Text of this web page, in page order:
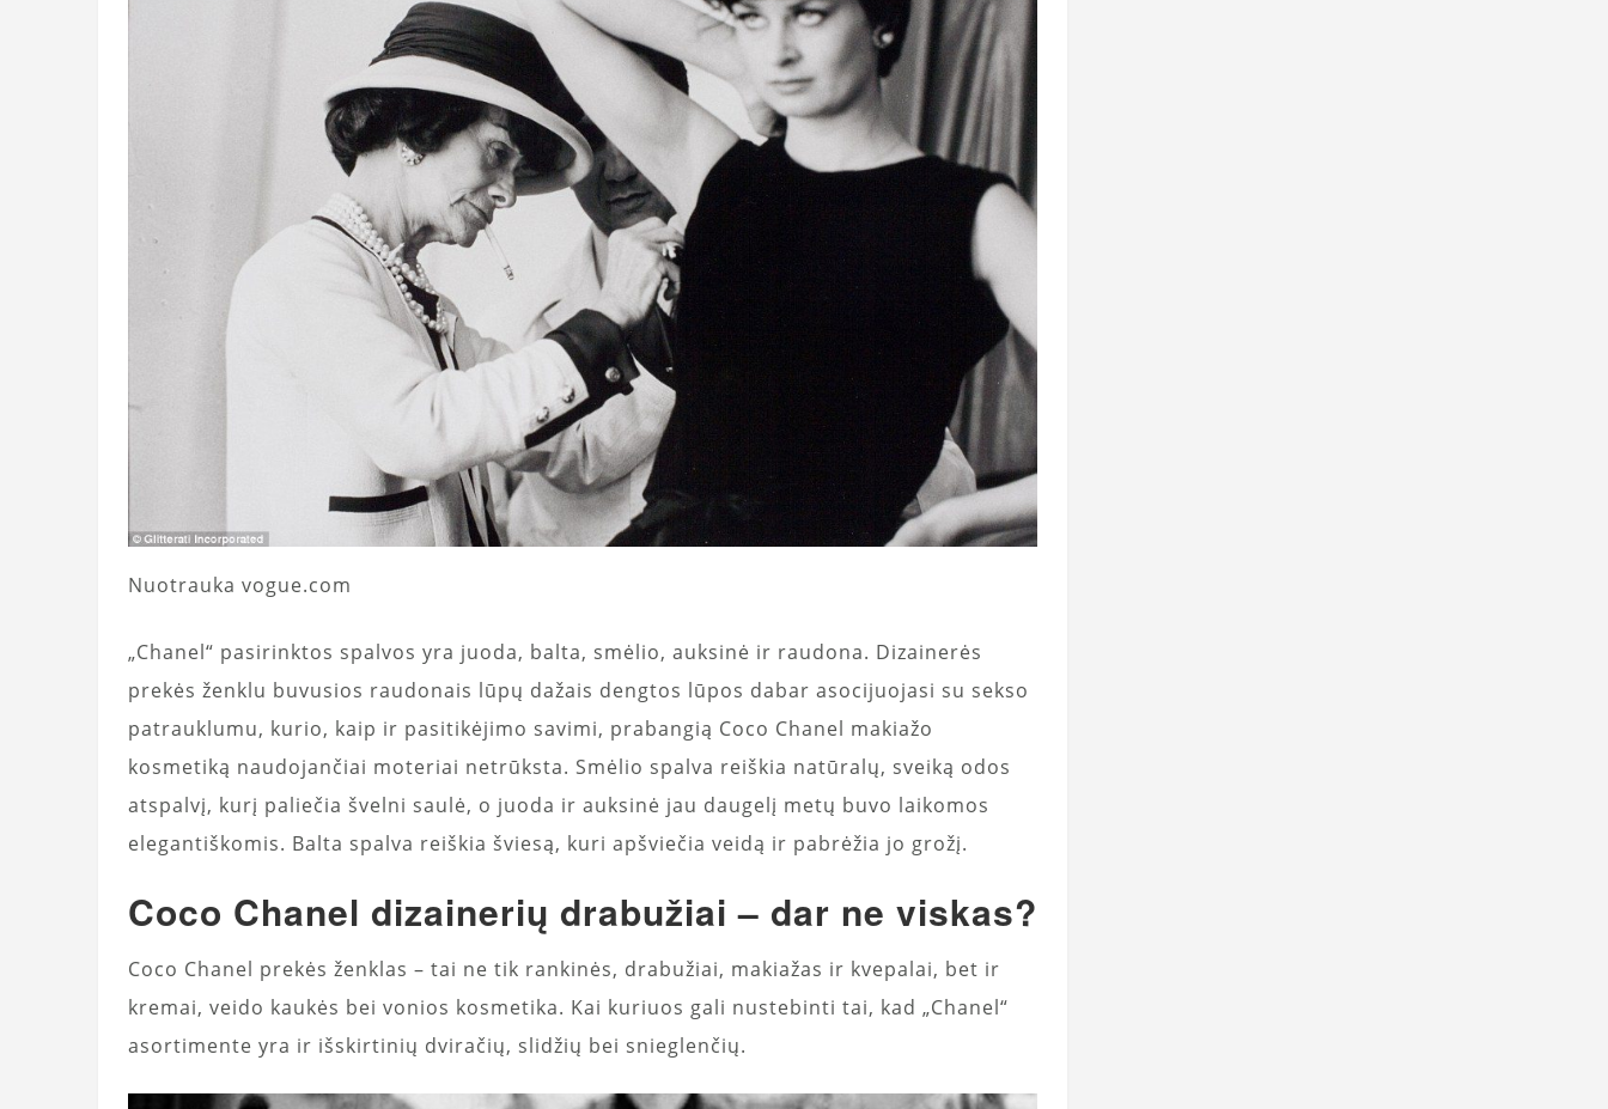
Nuotrauka vogue.com
„Chanel“ pasirinktos spalvos yra juoda, balta, smėlio, auksinė ir raudona. Dizainerės
prekės ženklu buvusios raudonais lūpų dažais dengtos lūpos dabar asocijuojasi su sekso
patrauklumu, kurio, kaip ir pasitikėjimo savimi, prabangią Coco Chanel makiažo
kosmetiką naudojančiai moteriai netrūksta. Smėlio spalva reiškia natūralų, sveiką odos
atspalvį, kurį paliečia švelni saulė, o juoda ir auksinė jau daugelį metų buvo laikomos
elegantiškomis. Balta spalva reiškia šviesą, kuri apšviečia veidą ir pabrėžia jo grožį.
Coco Chanel dizainerių drabužiai – dar ne viskas?
Coco Chanel prekės ženklas – tai ne tik rankinės, drabužiai, makiažas ir kvepalai, bet ir
kremai, veido kaukės bei vonios kosmetika. Kai kuriuos gali nustebinti tai, kad „Chanel“
asortimente yra ir išskirtinių dviračių, slidžių bei snieglenčių.